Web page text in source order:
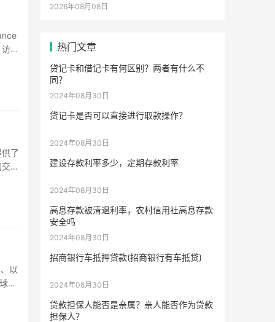
问
了
以
用
2026年08月08日
热门文章
贷记卡和借记卡有何区别？两者有什么不
同？
2024年08月30日
贷记卡是否可以直接进行取款操作？
2024年08月30日
建设存款利率多少，定期存款利率
2024年08月30日
高息存款被清退利率，农村信用社高息存款
安全吗
2024年08月30日
招商银行车抵押贷款(招商银行有车抵贷)
2024年08月30日
贷款担保人能否是亲属？亲人能否作为贷款
担保人？